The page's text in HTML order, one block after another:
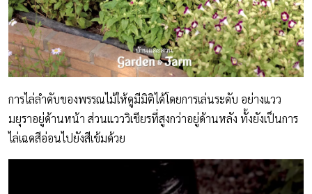
การไล่ลำดับของพรรณไม้ให้ดูมีมิติได้โดยการเล่นระดับ อย่างแวว
มยุราอยู่ด้านหน้า ส่วนแวววิเชียรที่สูงกว่าอยู่ด้านหลัง ทั้งยังเป็นการ
ไล่เฉดสีอ่อนไปยังสีเข้มด้วย